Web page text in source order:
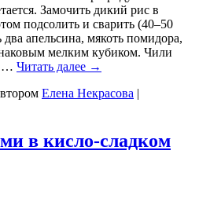
Замочить дикий рис в
подсолить и сварить (40–50
апельсина, мякоть помидора,
мелким кубиком. Чили
… Читать далее →
Елена Некрасова
в кисло-сладком